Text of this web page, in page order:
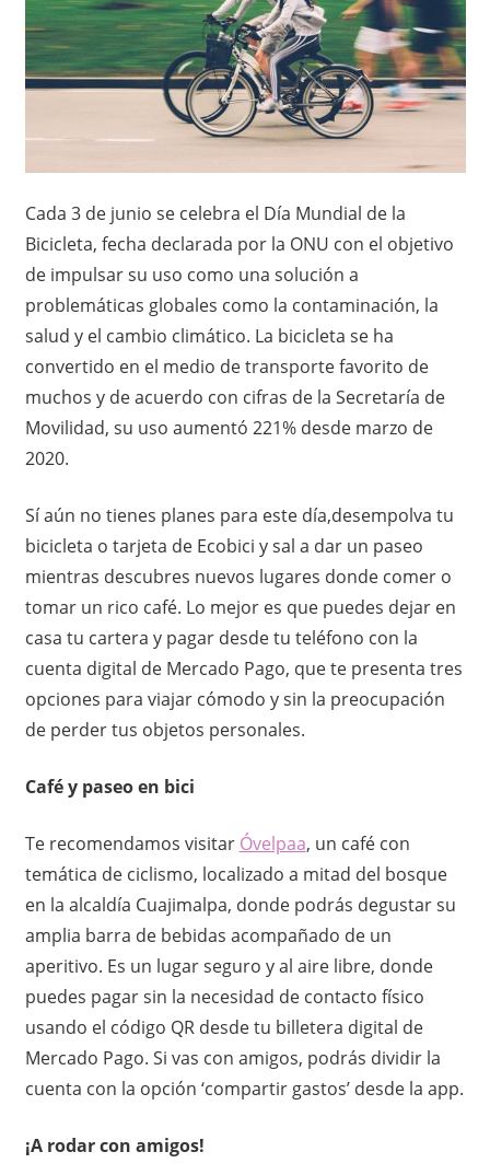
x
i
c
o
–
N
o
t
a
d
e
t
o
d
c
a
s
i
ó
n
o
i
m
a
i
ó
n
Cada 3 de junio se celebra el Día Mundial de la
Bicicleta, fecha declarada por la ONU con el objetivo
de impulsar su uso como una solución a
problemáticas globales como la contaminación, la
salud y el cambio climático. La bicicleta se ha
convertido en el medio de transporte favorito de
muchos y de acuerdo con cifras de la Secretaría de
Movilidad, su uso aumentó 221% desde marzo de
2020.
Sí aún no tienes planes para este día,desempolva tu
bicicleta o tarjeta de Ecobici y sal a dar un paseo
mientras descubres nuevos lugares donde comer o
tomar un rico café. Lo mejor es que puedes dejar en
casa tu cartera y pagar desde tu teléfono con la
cuenta digital de Mercado Pago, que te presenta tres
opciones para viajar cómodo y sin la preocupación
de perder tus objetos personales.
Café y paseo en bici
Te recomendamos visitar Óvelpaa, un café con
temática de ciclismo, localizado a mitad del bosque
en la alcaldía Cuajimalpa, donde podrás degustar su
amplia barra de bebidas acompañado de un
aperitivo. Es un lugar seguro y al aire libre, donde
puedes pagar sin la necesidad de contacto físico
usando el código QR desde tu billetera digital de
Mercado Pago. Si vas con amigos, podrás dividir la
cuenta con la opción ‘compartir gastos’ desde la app.
¡A rodar con amigos!